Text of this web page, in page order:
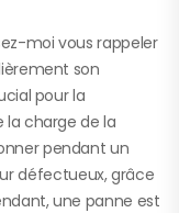
moi vous rappeler
son
pour la
la charge de la
pendant un
défectueux, grâce
une panne est